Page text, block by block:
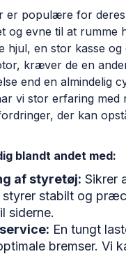
er populære for deres
og evne til at rumme
hjul, en stor kasse og
kræver de en
end en almindelig
vi stor erfaring med
der kan
blandt andet med:
af styretøj: Sikrer
styrer stabilt og
siderne.
En tungt
bremser. Vi